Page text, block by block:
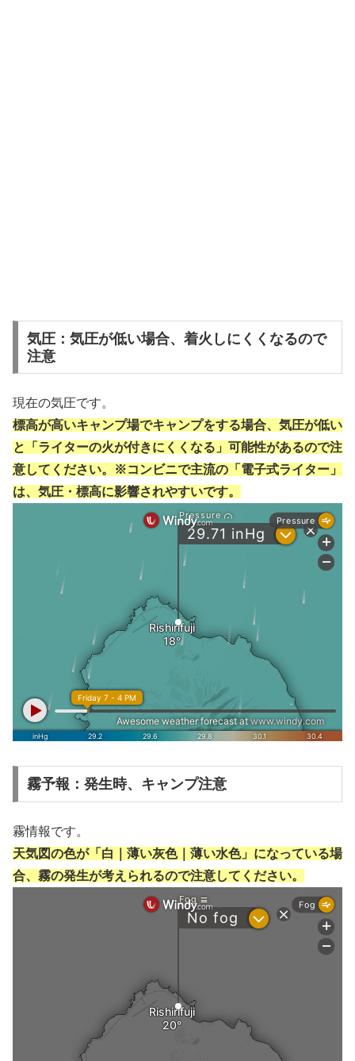
気圧：気圧が低い場合、着火しにくくなるので
注意
現在の気圧です。
標高が高いキャンプ場でキャンプをする場合、気圧が低い
と「ライターの火が付きにくくなる」可能性があるので注
意してください。※コンビニで主流の「電子式ライター」
は、気圧・標高に影響されやすいです。
霧予報：発生時、キャンプ注意
霧情報です。
天気図の色が「白｜薄い灰色｜薄い水色」になっている場
合、霧の発生が考えられるので注意してください。